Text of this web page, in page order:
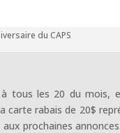
du CAPS
tous les 20 du mois,
rabais de 20$
prochaines annonces.